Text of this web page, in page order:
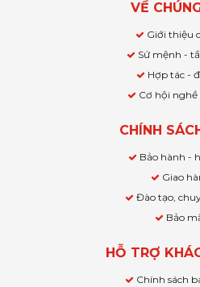
VỀ
Giới thiệu
Sứ mệnh -
Hợp tác -
Cơ hội
CHÍNH
Bảo hành -
Giao
Đào tạo,
Bảo
HỖ TRỢ
Chính sách